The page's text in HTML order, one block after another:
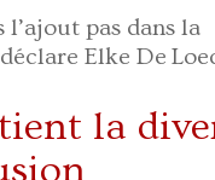
l’ajout pas dans la
Elke De
la